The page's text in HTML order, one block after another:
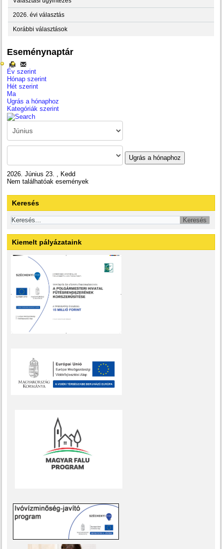
2026. évi választás
Korábbi választások
Eseménynaptár
Év szerint
Hónap szerint
Hét szerint
Ma
Ugrás a hónaphoz
Kategóriák szerint
Ugrás a hónaphoz
2026. Június 23. , Kedd
Nem találhatóak események
Keresés
Kiemelt pályázataink